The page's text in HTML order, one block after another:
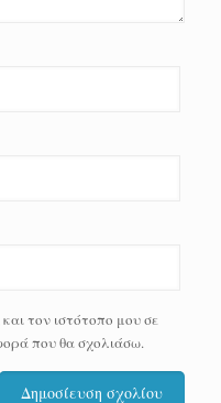
τον ιστότοπο μου σε
που θα σχολιάσω.